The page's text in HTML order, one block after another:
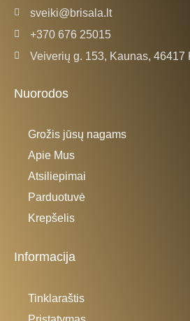
sveiki@brisala.lt
+370 676 25015
Veiverių g. 153, Kaunas, 46417
Nuorodos
Grožis jūsų nagams
Apie Mus
Atsiliepimai
Parduotuvė
Krepšelis
Informacija
Tinklaraštis